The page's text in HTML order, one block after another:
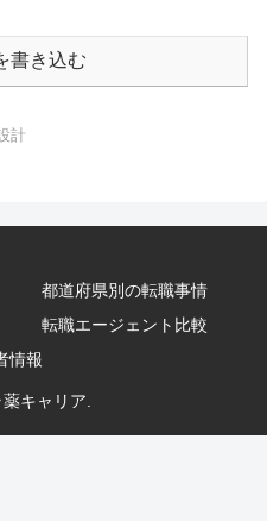
書き込む
計
都道府県別の転職事情
転職エージェント比較
情報
キャリア.